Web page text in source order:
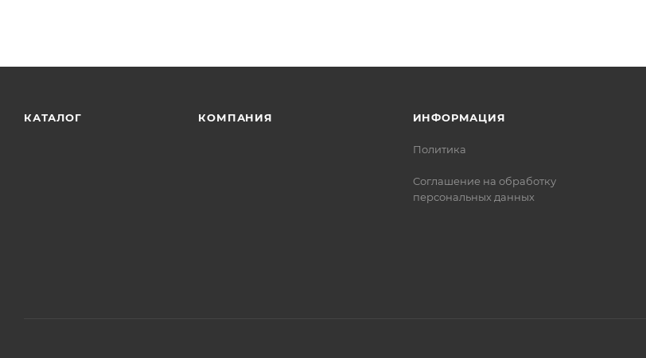
КАТАЛОГ КОМПАНИЯ ИНФОРМАЦИЯ
Политика
Соглашение на обработку
персональных данных